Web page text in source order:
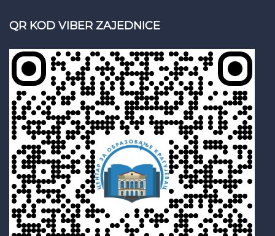
QR KOD VIBER ZAJEDNICE